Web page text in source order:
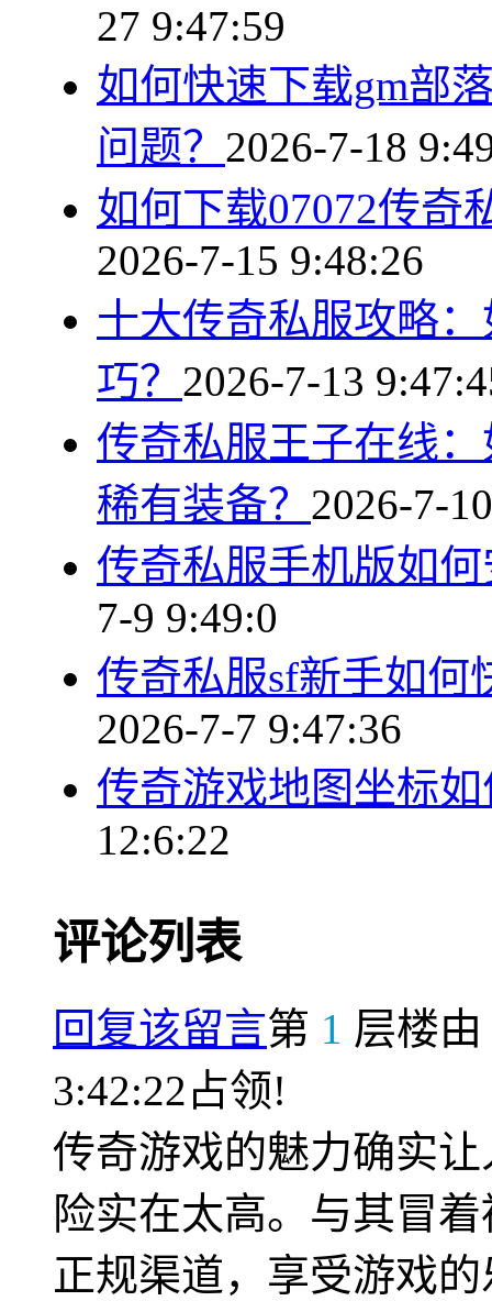
27 9:47:59
如何快速下载gm部
问题？ 2026-7-18
如何下载07072传奇
2026-7-15 9:48:26
十大传奇私服攻略
巧？ 2026-7-13
传奇私服王子在线
稀有装备？ 2026-7-
传奇私服手机版如
7-9 9:49:0
传奇私服sf新手如何
2026-7-7 9:47:36
传奇游戏地图坐标
12:6:22
评论列表
回复该留言第 1 层楼由
3:42:22占领!
传奇游戏的魅力确实
险实在太高。与其冒
正规渠道，享受游戏